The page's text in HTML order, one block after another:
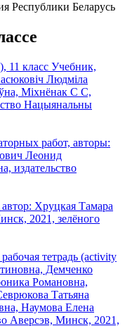
Республики Беларусь